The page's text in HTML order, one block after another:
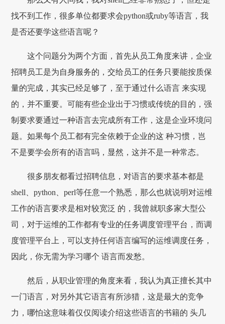
找不到工作，很多单位都要求会python或ruby等语言，我
是否还要学这些语言呢？
这个问题分为两个方面，首先从员工角度来讲，企业
招聘员工是为自身服务的，交给员工的任务只要能按质保
量的完成，其实已经足够了，至于通过什么语言 来实现
的，并不重要。可能有些企业出于习惯或传统的目的，强
制要求要通过一种语言去完成所有工作，这是企业环境问
题。如果每个员工都有完全依赖于企业的这 种习惯，岂
不是要学会所有的语言吗，显然，这并不是一种常态。
很多朋友都看过招聘信息，对语言的要求基本都是
shell、python、perl等任意一个熟悉，那么也就说明对运维
工作的语言要求是相对较宽泛 的，我曾就职多家大型公
司，对于运维的工作都有专业的任务调度管理平台，而调
度管理平台上，可以支持任何语言编写的运维调度任务，
因此，你无需为学习哪个 语言而发愁。
然后，从职业管理的角度来看，我认为真正擅长其中
一门语言，对另外其它语言有所涉猎，这是最大的竞争
力，哪怕这意味着仅仅阅读介绍这些语言的书籍的 头几